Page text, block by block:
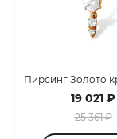
19 021 ₽
25 361 ₽